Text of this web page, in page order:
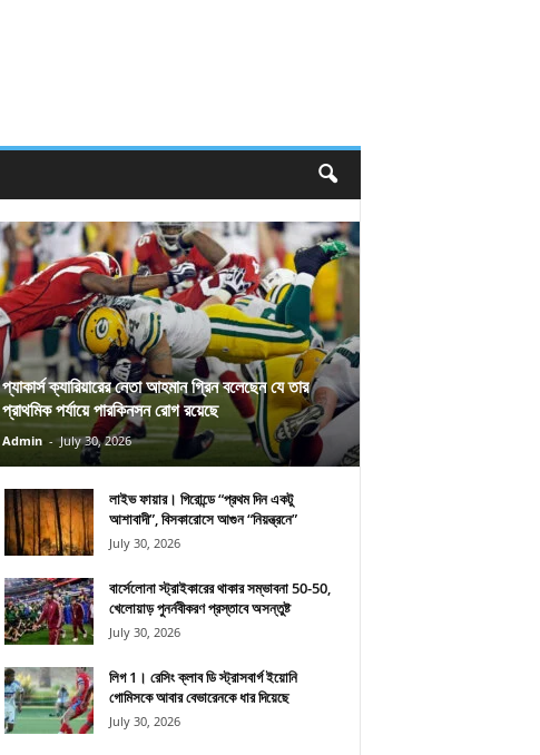
প্যাকার্স ক্যারিয়ারের নেতা আহমান গ্রিন বলেছেন যে তার
প্রাথমিক পর্যায়ে পারকিনসন রোগ রয়েছে
Admin - July 30, 2026
লাইভ ফায়ার। গিরোন্ডে “প্রথম দিন একটু
আশাবাদী”, বিসকারোসে আগুন “নিয়ন্ত্রনে”
July 30, 2026
বার্সেলোনা স্ট্রাইকারের থাকার সম্ভাবনা 50-50,
খেলোয়াড় পুনর্নবীকরণ প্রস্তাবে অসন্তুষ্ট
July 30, 2026
লিগ 1। রেসিং ক্লাব ডি স্ট্রাসবার্গ ইয়োনি
গোমিসকে আবার বেভারেনকে ধার দিয়েছে
July 30, 2026